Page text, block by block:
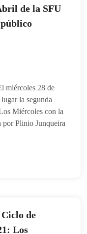
de la SFU
miércoles 28 de
la segunda
Miércoles con la
por Plinio Junqueira
de
Los